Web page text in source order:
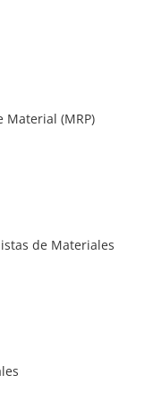
Material (MRP)
de Materiales